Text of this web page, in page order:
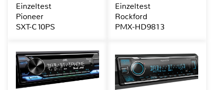
Einzeltest
Pioneer
SXT-C10PS
Einzeltest
Rockford
PMX-HD9813